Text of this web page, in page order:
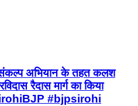
अभियान के तहत कलश
रैदास मार्ग का किया
#bjpsirohi